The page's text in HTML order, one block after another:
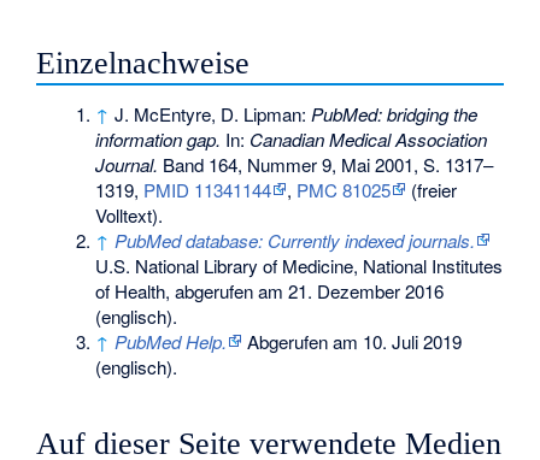
Einzelnachweise
↑ J. McEntyre, D. Lipman: PubMed: bridging the
information gap. In: Canadian Medical Association
Journal. Band 164, Nummer 9, Mai 2001, S. 1317–
1319, PMID 11341144 , PMC 81025
(freier
Volltext).
↑ PubMed database: Currently indexed journals.
U.S. National Library of Medicine, National Institutes
of Health, abgerufen am 21. Dezember 2016
(englisch).
↑ PubMed Help.
Abgerufen am 10. Juli 2019
(englisch).
Auf dieser Seite verwendete Medien